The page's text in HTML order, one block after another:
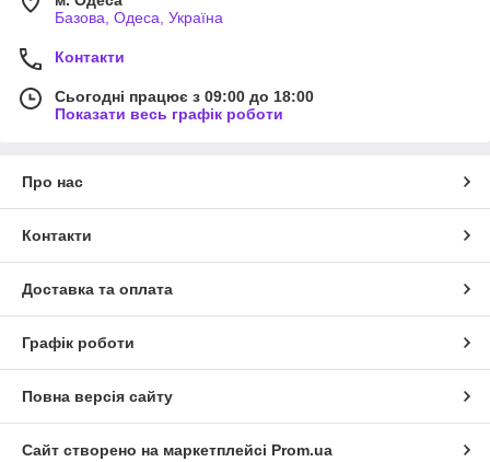
Базова, Одеса, Україна
Контакти
Сьогодні працює з 09:00 до 18:00
Показати весь графік роботи
Про нас
Контакти
Доставка та оплата
Графік роботи
Повна версія сайту
Сайт створено на маркетплейсі Prom.ua